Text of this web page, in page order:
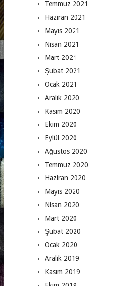
Temmuz 2021
Haziran 2021
Mayıs 2021
Nisan 2021
Mart 2021
Şubat 2021
Ocak 2021
Aralık 2020
Kasım 2020
Ekim 2020
Eylül 2020
Ağustos 2020
Temmuz 2020
Haziran 2020
Mayıs 2020
Nisan 2020
Mart 2020
Şubat 2020
Ocak 2020
Aralık 2019
Kasım 2019